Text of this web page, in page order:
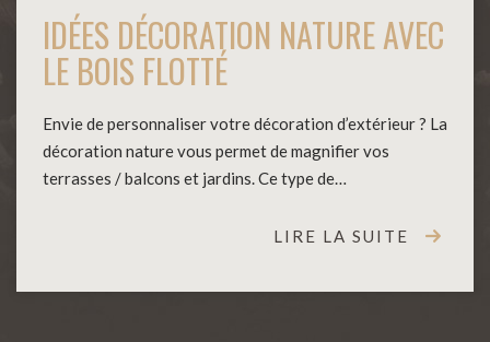
IDÉES DÉCORATION NATURE AVEC
LE BOIS FLOTTÉ
Envie de personnaliser votre décoration d’extérieur ? La
décoration nature vous permet de magnifier vos
terrasses / balcons et jardins. Ce type de…
LIRE LA SUITE